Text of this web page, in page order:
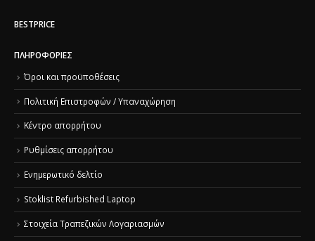
BESTPRICE
ΠΛΗΡΟΦΟΡΊΕΣ
Όροι και προϋποθέσεις
Πολιτική Επιστροφών / Υπαναχώρηση
Κέντρο απορρήτου
Ρυθμίσεις απορρήτου
Ενημερωτικό δελτίο
Stoklist Refurbished Laptop
Στοιχεία Τραπεζικών Λογαριασμών